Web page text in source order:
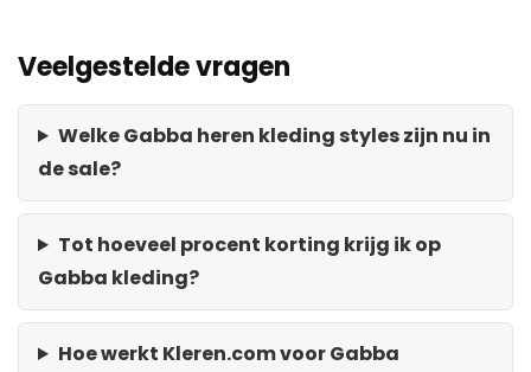
Veelgestelde vragen
Welke Gabba heren kleding styles zijn nu in
de sale?
Tot hoeveel procent korting krijg ik op
Gabba kleding?
Hoe werkt Kleren.com voor Gabba